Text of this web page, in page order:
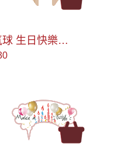
球 生日快樂
蛋糕插牌